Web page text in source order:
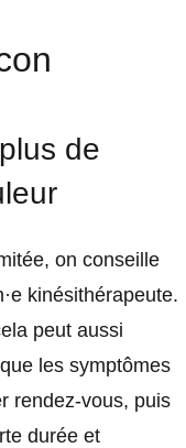
de
on conseille
kinésithérapeute.
peut aussi
les symptômes
rendez-vous, puis
durée et